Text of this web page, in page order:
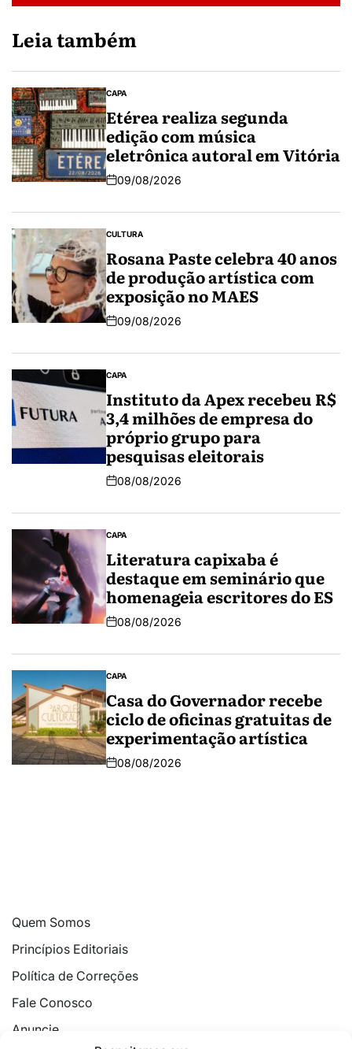
Leia também
CAPA
Etérea realiza segunda
edição com música
eletrônica autoral em Vitória
09/08/2026
CULTURA
Rosana Paste celebra 40 anos
de produção artística com
exposição no MAES
09/08/2026
CAPA
Instituto da Apex recebeu R$
3,4 milhões de empresa do
próprio grupo para
pesquisas eleitorais
08/08/2026
CAPA
Literatura capixaba é
destaque em seminário que
homenageia escritores do ES
08/08/2026
CAPA
Casa do Governador recebe
ciclo de oficinas gratuitas de
experimentação artística
08/08/2026
Quem Somos
Princípios Editoriais
Política de Correções
Fale Conosco
Anuncie